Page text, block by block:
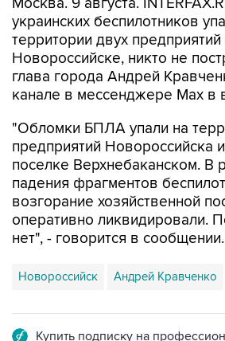
территории двух предприятий
Новороссийске, никто не
глава города Андрей
канале в мессенджере Max в
"Обломки БПЛА упали на
поселке Верхнебаканском. В
падения фрагментов
возгорание хозяйственной
оперативно ликвидировали.
нет", - говорится в сообщении.
Новороссийск Андрей Кравченко
Подписаться на рассылку